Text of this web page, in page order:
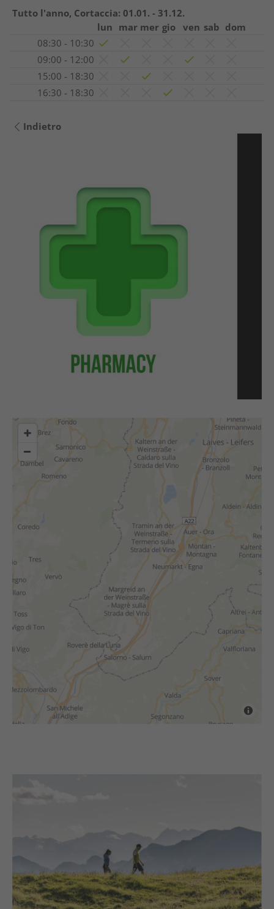
Tutto l'anno, Cortaccia: 01.01. - 31.12.
lun mar mer gio ven sab dom
08:30 - 10:30
09:00 - 12:00
15:00 - 18:30
16:30 - 18:30
Indietro